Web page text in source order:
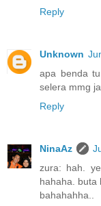
Reply
Unknown
apa benda
selera mmg
Reply
NinaAz
zura: hah.
hahaha. buta
bahahahha..